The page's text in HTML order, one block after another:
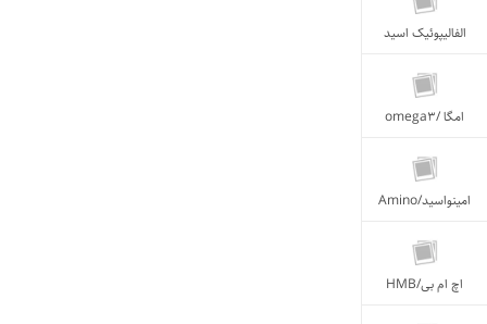
الفالیپوئیک اسید
امگا /omega3
امینواسید/Amino
اچ ام بی/HMB